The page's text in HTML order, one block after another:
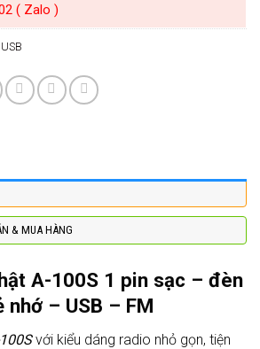
( Zalo )
& MUA HÀNG
A-100S 1 pin sạc – đèn
nhớ – USB – FM
với kiểu dáng radio nhỏ gọn, tiện